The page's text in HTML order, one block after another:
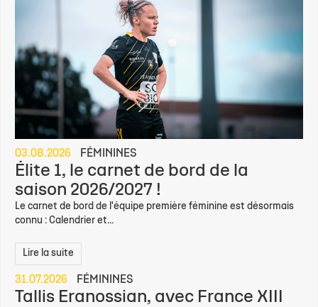
03.08.2026 FÉMININES
Élite 1, le carnet de bord de la
saison 2026/2027 !
Le carnet de bord de l'équipe première féminine est désormais
connu : Calendrier et...
Lire la suite
31.07.2026 FÉMININES
Tallis Eranossian, avec France XIII